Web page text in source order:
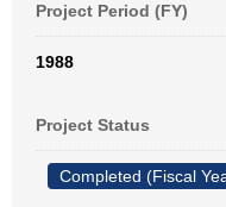
Project Period (FY)
1988
Project Status
Completed (Fiscal